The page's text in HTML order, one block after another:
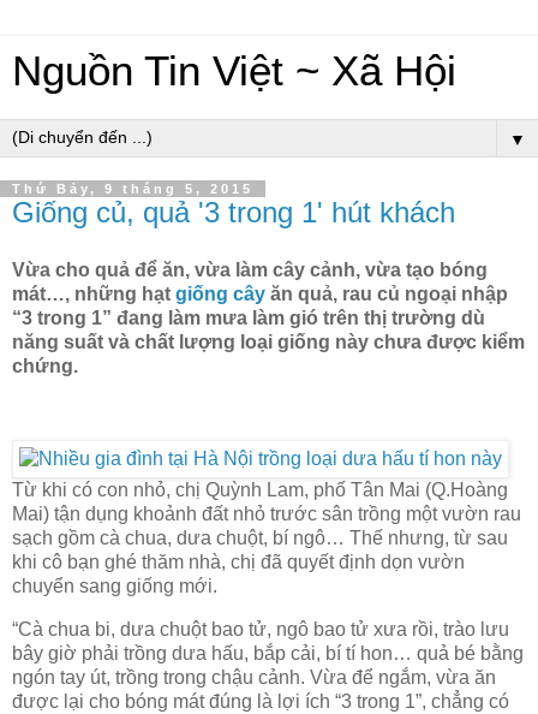
Nguồn Tin Việt ~ Xã Hội
▼
Thứ Bảy, 9 tháng 5, 2015
Giống củ, quả '3 trong 1' hút khách
Vừa cho quả để ăn, vừa làm cây cảnh, vừa tạo bóng
mát…, những hạt giống cây ăn quả, rau củ ngoại nhập
“3 trong 1” đang làm mưa làm gió trên thị trường dù
năng suất và chất lượng loại giống này chưa được kiểm
chứng.
Từ khi có con nhỏ, chị Quỳnh Lam, phố Tân Mai (Q.Hoàng
Mai) tận dụng khoảnh đất nhỏ trước sân trồng một vườn rau
sạch gồm cà chua, dưa chuột, bí ngô… Thế nhưng, từ sau
khi cô bạn ghé thăm nhà, chị đã quyết định dọn vườn
chuyển sang giống mới.
“Cà chua bi, dưa chuột bao tử, ngô bao tử xưa rồi, trào lưu
bây giờ phải trồng dưa hấu, bắp cải, bí tí hon… quả bé bằng
ngón tay út, trồng trong chậu cảnh. Vừa để ngắm, vừa ăn
được lại cho bóng mát đúng là lợi ích “3 trong 1”, chẳng có